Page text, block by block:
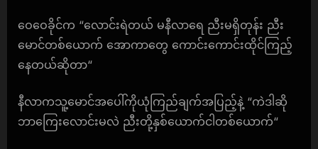
ဝေဝေခိုင်က “လောင်းရဲတယ် မနီလာရေ ညီးမရှိတုန်း ညီး
မောင်တစ်ယောက် အောကာတွေ ကောင်းကောင်းထိုင်ကြည့်
နေတယ်ဆိုတာ“
နီလာကသူ့မောင်အပေါ်ကိုယုံကြည်ချက်အပြည့်နဲ့ “ကဲဒါဆို
ဘာကြေးလောင်းမလဲ ညီးတို့နှစ်ယောက်ငါတစ်ယောက်“